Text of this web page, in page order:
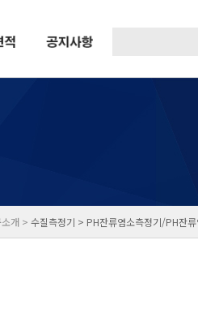
개 > 수질측정기 > PH잔류염소측정기/PH잔